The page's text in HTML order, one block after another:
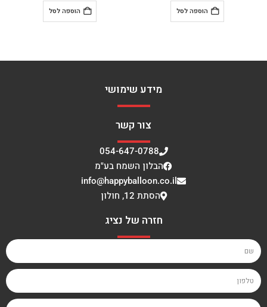
הוספה לסל הוספה לסל
מידע שימושי
צור קשר
054-647-0788
הבלון השמח בע"מ
info@happyballoon.co.il
הסתת 12, חולון
חזרה של נציג